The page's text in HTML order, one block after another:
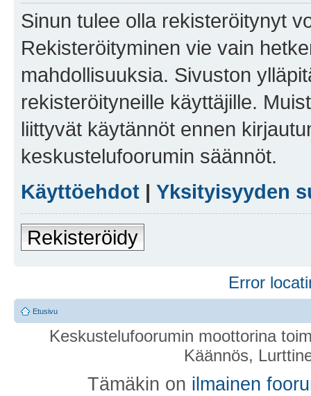
Sinun tulee olla rekisteröitynyt
Rekisteröityminen vie vain
mahdollisuuksia. Sivuston
rekisteröityneille käyttäjille.
liittyvät käytännöt ennen
keskustelufoorumin säännöt.
Käyttöehdot | Yksityisyyden
Rekisteröidy
Error
Etusivu
Keskustelufoorumin moottorina
Käännös,
Tämäkin on ilmainen